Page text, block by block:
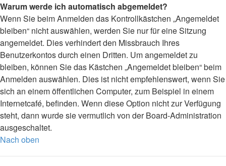
Warum werde ich automatisch abgemeldet?
Wenn Sie beim Anmelden das Kontrollkästchen „Angemeldet
bleiben“ nicht auswählen, werden Sie nur für eine Sitzung
angemeldet. Dies verhindert den Missbrauch Ihres
Benutzerkontos durch einen Dritten. Um angemeldet zu
bleiben, können Sie das Kästchen „Angemeldet bleiben“ beim
Anmelden auswählen. Dies ist nicht empfehlenswert, wenn Sie
sich an einem öffentlichen Computer, zum Beispiel in einem
Internetcafé, befinden. Wenn diese Option nicht zur Verfügung
steht, dann wurde sie vermutlich von der Board-Administration
ausgeschaltet.
Nach oben